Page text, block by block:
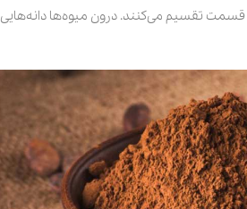
قسمت تقسیم می‌کنند. درون میوه‌ها دانه‌هایی